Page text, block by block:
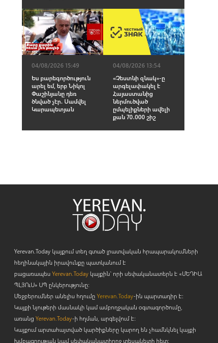
04/08/2026 15:49
Ես բարեգործություն
արել եմ, երբ Նիկոլ
Փաշինյանը դեռ
ծնված չէր․ Սամվել
Կարապետյան
04/08/2026 13:54
«Չեստնի զնակ»-ը
արգելափակել է
Հայաստանից
ներմուծված
ըմպելիքների ավելի
քան 70․000 շիշ
Yerevan.Today կայքում տեղ գտած լրատվական հրապարակումների
հեղինակային իրավունքը պատկանում է
բացառապես Yerevan.Todayկայքին` որի սեփականատերն է «ՄԵԴԻԱ
ՊԼՅՈւՍ» ՍՊ ընկերությունը։
Մեջբերումներ անելիս հղումը Yerevan.Today-ին պարտադիր է:
Կայքի նյութերի մասնակի կամ ամբողջական օգտագործումը,
առանց Yerevan.Today-ի հղման, արգելվում է:
Կայքում արտահայտված կարծիքները կարող են չհամնկնել կայքի
խմբագրության կամ սեփականատիրոջ տեսակետի հետ: